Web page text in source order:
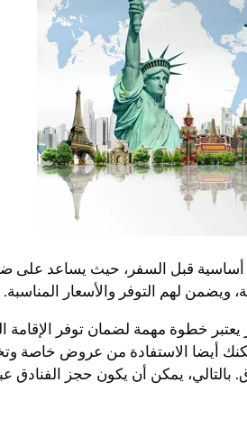
قبل السفر، حيث يساعد على
ويضمن لهم التوفر والأسعار المناسبة.
يعتبر خطوة مهمة لضمان توفر
أيضا الاستفادة من عروض خاصة
بالتالي، يمكن أن يكون حجز